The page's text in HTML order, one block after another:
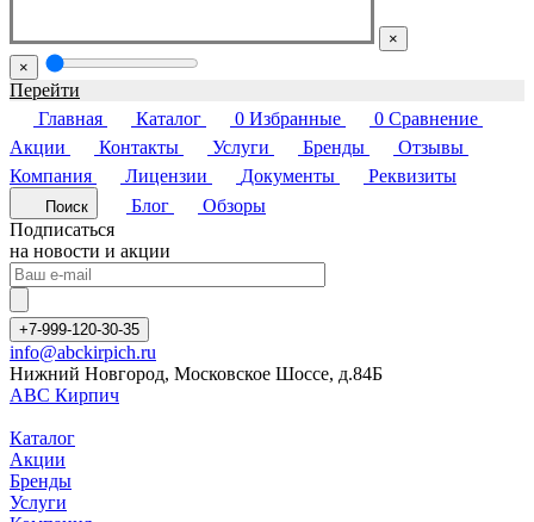
×
×
Перейти
Главная
Каталог 0 Избранные 0 Сравнение
Акции
Контакты Услуги Бренды
Отзывы
Компания
Лицензии Документы Реквизиты
Поиск Блог
Обзоры
Подписаться
на новости и акции
+7-999-120-30-35
info@abckirpich.ru
Нижний Новгород, Московское Шоссе, д.84Б
АВС Кирпич
Каталог
Акции
Бренды
Услуги